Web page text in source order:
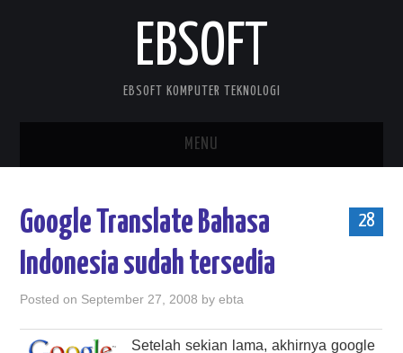
EBSOFT
EBSOFT KOMPUTER TEKNOLOGI
MENU
DOWNLOADS
DELPHI STUFF
28
Google Translate Bahasa
Indonesia sudah tersedia
Posted on September 27, 2008 byebta
Setelah sekian lama, akhirnya google